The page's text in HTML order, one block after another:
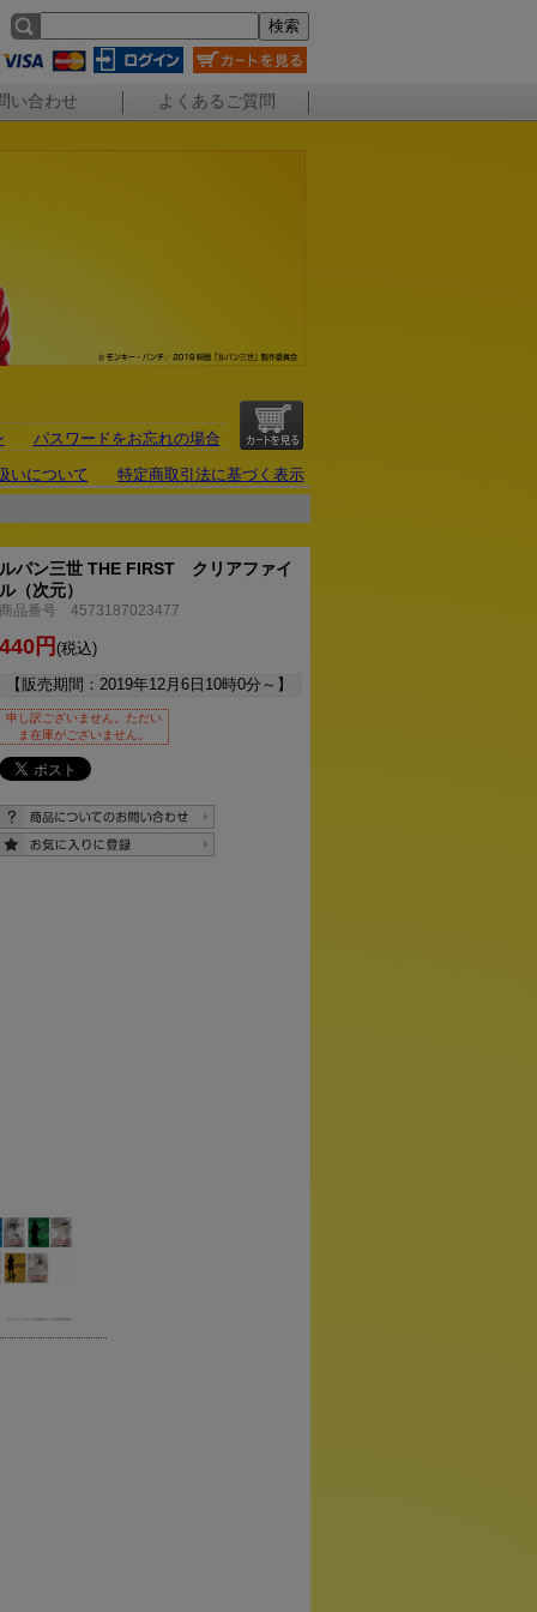
い合わせ よくあるご質問
パスワードをお忘れの場合
いについて
特定商取引法に基づく表示
パン三世 THE FIRST クリアファイ
（次元）
品番号 4573187023477
円 (税込)
【販売期間： 2019年12月6日10時0分 ～】
申し訳ございません。ただい
ま在庫がございません。